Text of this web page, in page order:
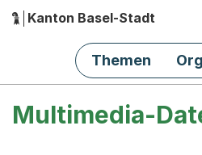
Hauptnavigation
Kanton Basel-Stadt
Themen
Multimedia-